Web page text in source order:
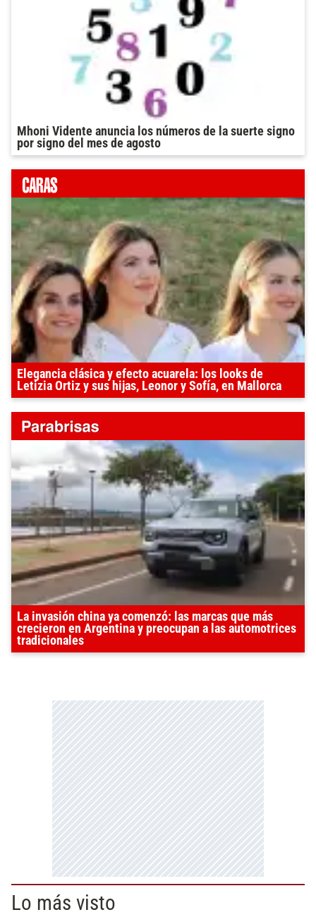
Mhoni Vidente anuncia los números de la suerte signo
por signo del mes de agosto
Elegancia clásica y efecto acuarela: los looks de
Letizia Ortiz y sus hijas, Leonor y Sofía, en Mallorca
La invasión china ya comenzó: las marcas que más
crecieron en Argentina y preocupan a las automotrices
tradicionales
Lo más visto